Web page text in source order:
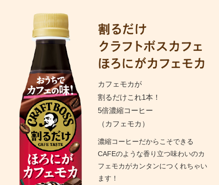
カフェモカが
割るだけこれ1本！
5倍濃縮コーヒー
（カフェモカ）
濃縮コーヒーだからこそできる
CAFEのような香り立つ味わいのカ
フェモカがカンタンにつくれちゃい
ます！